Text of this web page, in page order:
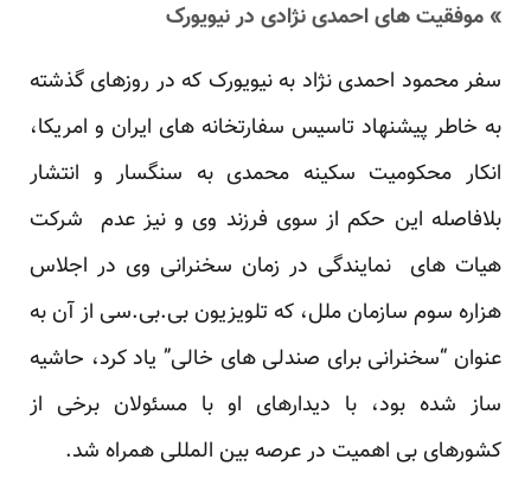
» موفقیت های احمدی نژادی در نیویورک
سفر محمود احمدی نژاد به نیویورک که در روزهای گذشته
به خاطر پیشنهاد تاسیس سفارتخانه های ایران و امریکا،
انکار محکومیت سکینه محمدی به سنگسار و انتشار
بلافاصله این حکم از سوی فرزند وی و نیز عدم شرکت
هیات های نمایندگی در زمان سخنرانی وی در اجلاس
هزاره سوم سازمان ملل، که تلویزیون بی.بی.سی از آن به
عنوان “سخنرانی برای صندلی های خالی” یاد کرد، حاشیه
ساز شده بود، با دیدارهای او با مسئولان برخی از
کشورهای بی اهمیت در عرصه بین المللی همراه شد.